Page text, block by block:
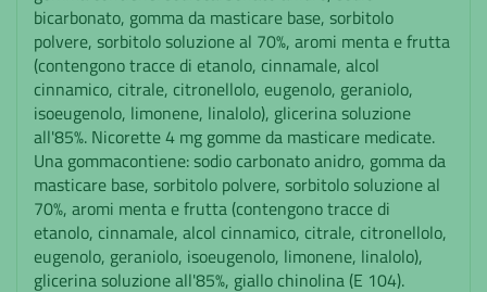
bicarbonato, gomma da masticare base, sorbitolo
polvere, sorbitolo soluzione al 70%, aromi menta e frutta
(contengono tracce di etanolo, cinnamale, alcol
cinnamico, citrale, citronellolo, eugenolo, geraniolo,
isoeugenolo, limonene, linalolo), glicerina soluzione
all'85%. Nicorette 4 mg gomme da masticare medicate.
Una gommacontiene: sodio carbonato anidro, gomma da
masticare base, sorbitolo polvere, sorbitolo soluzione al
70%, aromi menta e frutta (contengono tracce di
etanolo, cinnamale, alcol cinnamico, citrale, citronellolo,
eugenolo, geraniolo, isoeugenolo, limonene, linalolo),
glicerina soluzione all'85%, giallo chinolina (E 104).